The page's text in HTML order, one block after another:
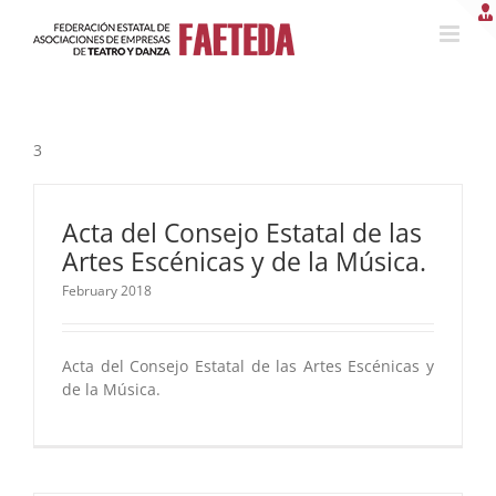
3
Acta del Consejo Estatal de las
Artes Escénicas y de la Música.
February 2018
Acta del Consejo Estatal de las Artes Escénicas y
de la Música.